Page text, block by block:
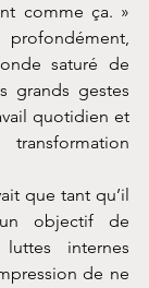
comme ça. »
saturé de
grands gestes
quotidien et
que tant qu’il
objectif de
internes
de ne